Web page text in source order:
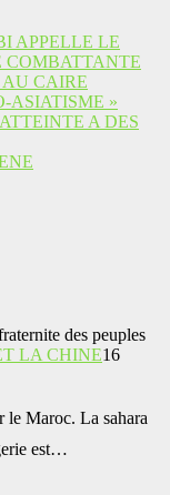
APPELLE LE
COMBATTANTE
CAIRE
ASIATISME »
A DES
des peuples
LA CHINE16
le Maroc. La sahara
est…